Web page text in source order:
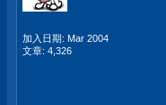
加入日期: Mar 2004
文章: 4,326